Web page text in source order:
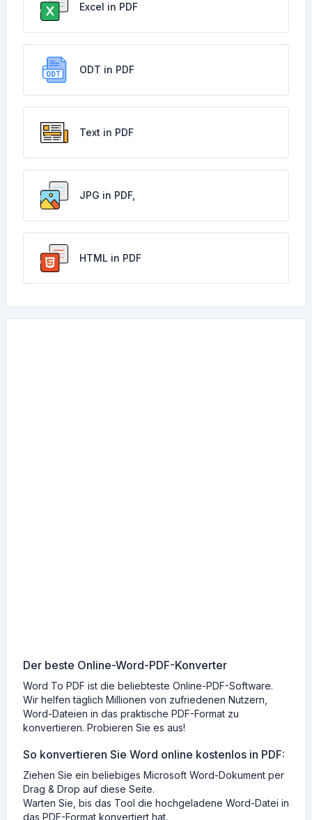
Excel in PDF
ODT in PDF
Text in PDF
JPG in PDF,
HTML in PDF
Der beste Online-Word-PDF-Konverter
Word To PDF ist die beliebteste Online-PDF-Software.
Wir helfen täglich Millionen von zufriedenen Nutzern,
Word-Dateien in das praktische PDF-Format zu
konvertieren. Probieren Sie es aus!
So konvertieren Sie Word online kostenlos in PDF:
Ziehen Sie ein beliebiges Microsoft Word-Dokument per
Drag & Drop auf diese Seite.
Warten Sie, bis das Tool die hochgeladene Word-Datei in
das PDF-Format konvertiert hat.